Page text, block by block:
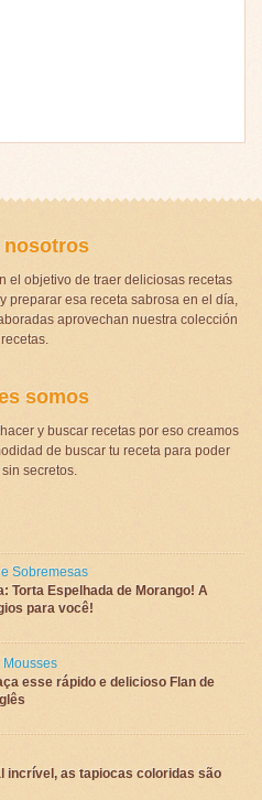
nosotros
el objetivo de traer deliciosas recetas
preparar esa receta sabrosa en el día,
aprovechan nuestra colección
somos
y buscar recetas por eso creamos
de buscar tu receta para poder
secretos.
Sobremesas
Torta Espelhada de Morango! A
para você!
Mousses
esse rápido e delicioso Flan de
incrível, as tapiocas coloridas são